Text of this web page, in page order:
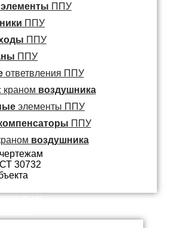
ППУ
ППУ
ППУ
ППУ
ответвления ППУ
краном воздушника
элементы ППУ
ППУ
воздушника
и